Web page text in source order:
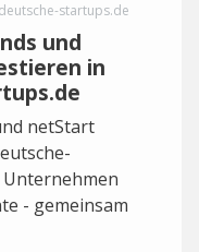
deutsche-startups.de
und
in
netStart
- gemeinsam